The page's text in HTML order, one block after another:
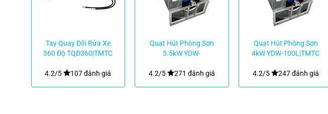
Tay Quay Đôi Rửa Xe
360 Độ TQĐ360|TMTC
4.2/5 107 đánh giá
Quạt Hút Phòng Sơn
5.5kW YDW-
4.2/5
271 đánh giá
Quạt Hút Phòng Sơn
4kW YDW-100L|TMTC
4.2/5 247 đánh giá